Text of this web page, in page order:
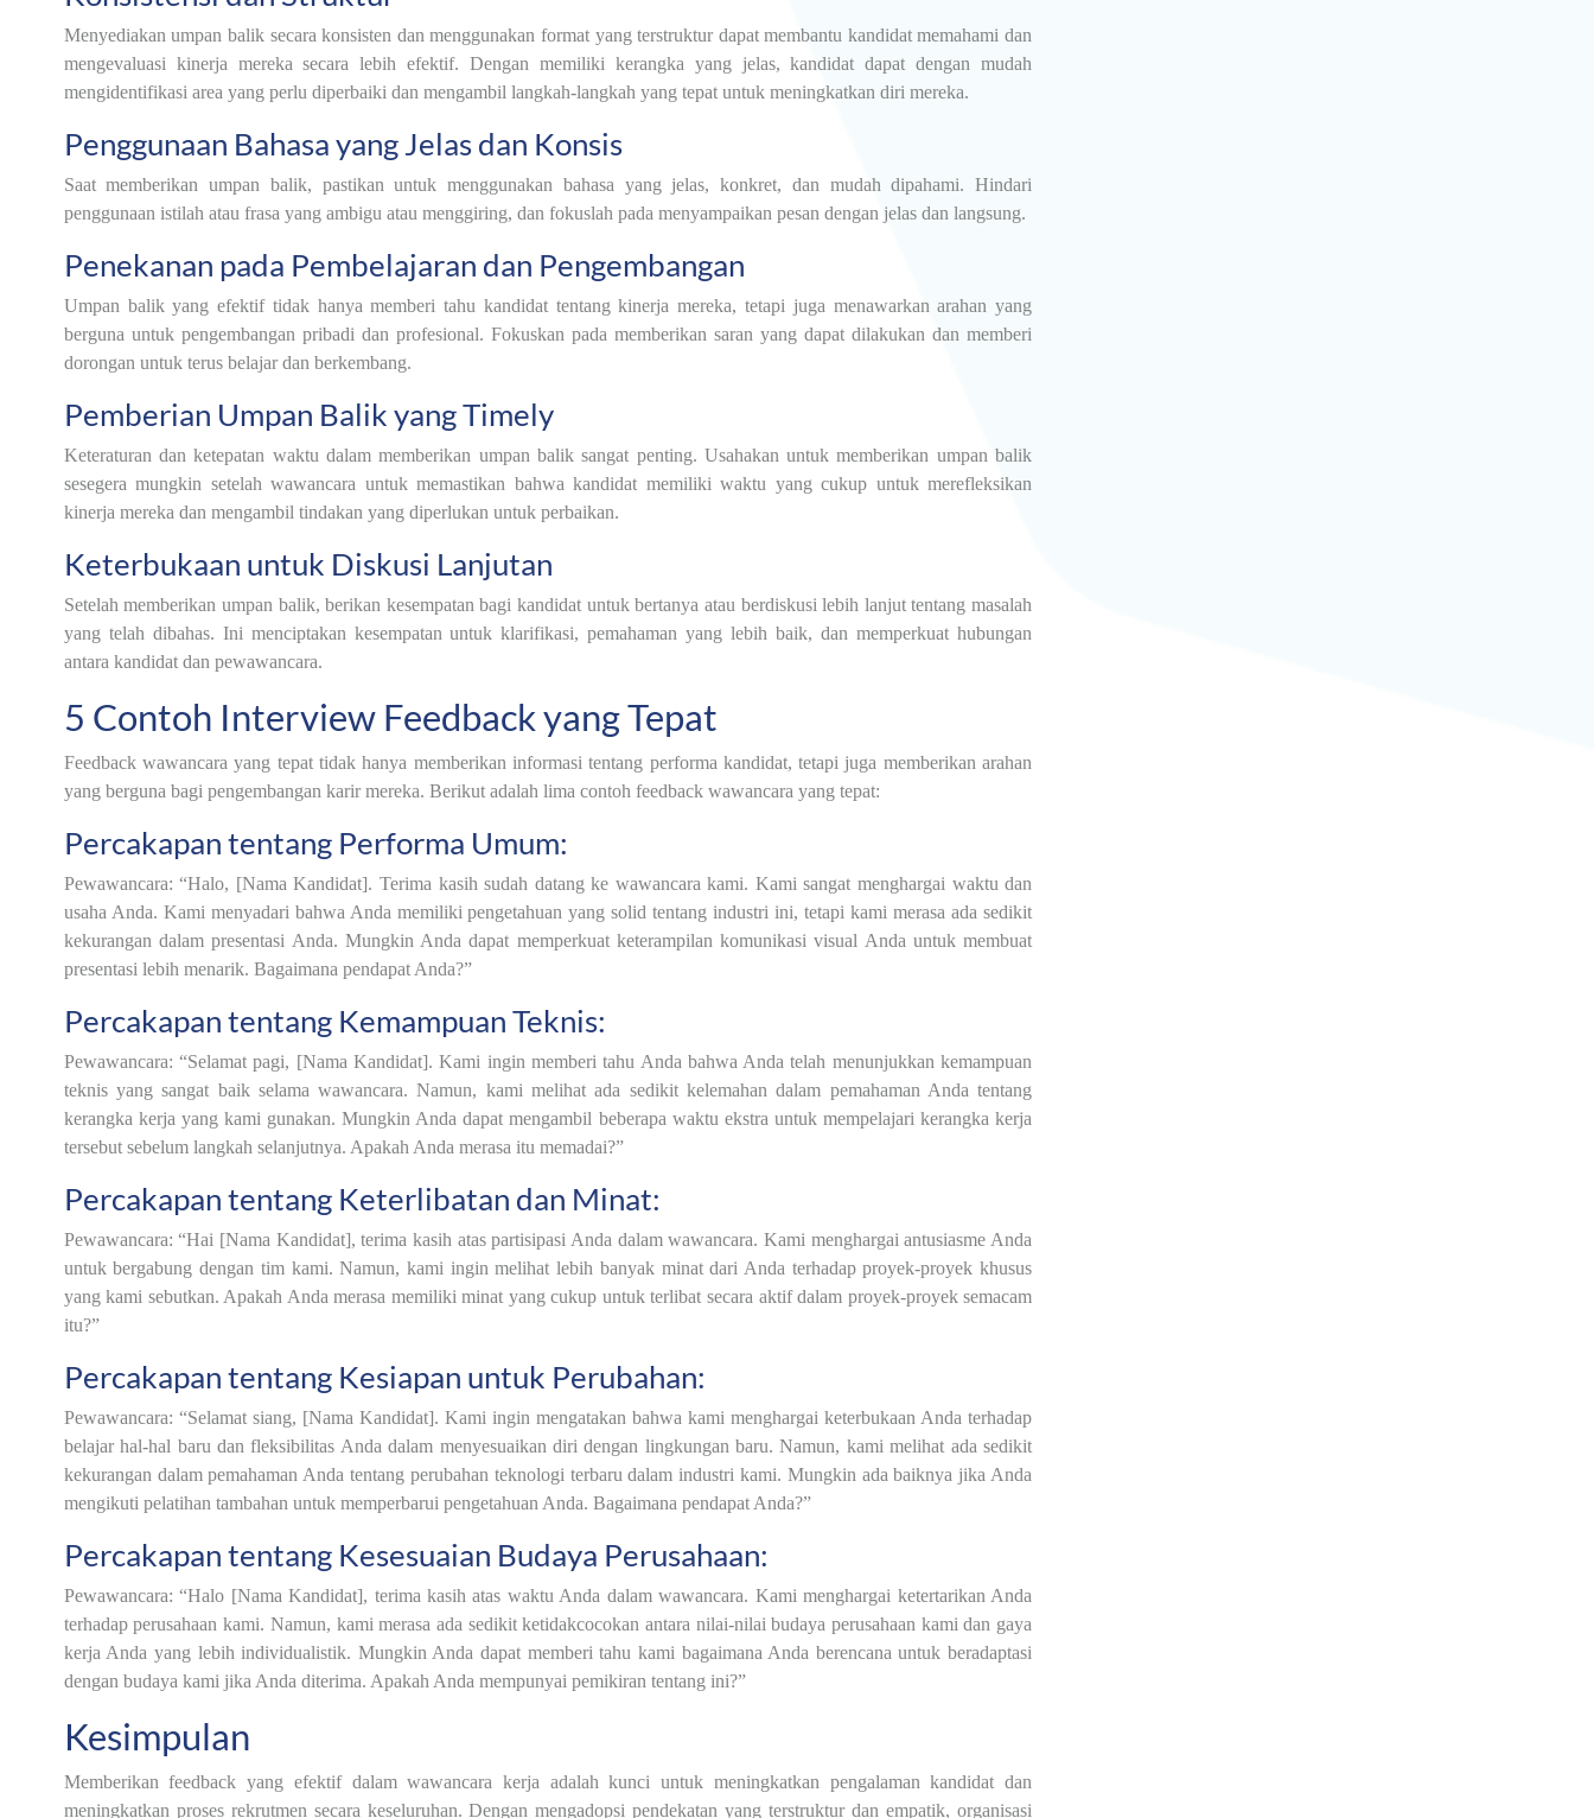
Menyediakan umpan balik secara konsisten dan menggunakan format yang terstruktur dapat membantu kandidat memahami dan
mengevaluasi kinerja mereka secara lebih efektif. Dengan memiliki kerangka yang jelas, kandidat dapat dengan mudah
mengidentifikasi area yang perlu diperbaiki dan mengambil langkah-langkah yang tepat untuk meningkatkan diri mereka.
Penggunaan Bahasa yang Jelas dan Konsis
Saat memberikan umpan balik, pastikan untuk menggunakan bahasa yang jelas, konkret, dan mudah dipahami. Hindari
penggunaan istilah atau frasa yang ambigu atau menggiring, dan fokuslah pada menyampaikan pesan dengan jelas dan langsung.
Penekanan pada Pembelajaran dan Pengembangan
Umpan balik yang efektif tidak hanya memberi tahu kandidat tentang kinerja mereka, tetapi juga menawarkan arahan yang
berguna untuk pengembangan pribadi dan profesional. Fokuskan pada memberikan saran yang dapat dilakukan dan memberi
dorongan untuk terus belajar dan berkembang.
Pemberian Umpan Balik yang Timely
Keteraturan dan ketepatan waktu dalam memberikan umpan balik sangat penting. Usahakan untuk memberikan umpan balik
sesegera mungkin setelah wawancara untuk memastikan bahwa kandidat memiliki waktu yang cukup untuk merefleksikan
kinerja mereka dan mengambil tindakan yang diperlukan untuk perbaikan.
Keterbukaan untuk Diskusi Lanjutan
Setelah memberikan umpan balik, berikan kesempatan bagi kandidat untuk bertanya atau berdiskusi lebih lanjut tentang masalah
yang telah dibahas. Ini menciptakan kesempatan untuk klarifikasi, pemahaman yang lebih baik, dan memperkuat hubungan
antara kandidat dan pewawancara.
5 Contoh Interview Feedback yang Tepat
Feedback wawancara yang tepat tidak hanya memberikan informasi tentang performa kandidat, tetapi juga memberikan arahan
yang berguna bagi pengembangan karir mereka. Berikut adalah lima contoh feedback wawancara yang tepat:
Percakapan tentang Performa Umum:
Pewawancara: “Halo, [Nama Kandidat]. Terima kasih sudah datang ke wawancara kami. Kami sangat menghargai waktu dan
usaha Anda. Kami menyadari bahwa Anda memiliki pengetahuan yang solid tentang industri ini, tetapi kami merasa ada sedikit
kekurangan dalam presentasi Anda. Mungkin Anda dapat memperkuat keterampilan komunikasi visual Anda untuk membuat
presentasi lebih menarik. Bagaimana pendapat Anda?”
Percakapan tentang Kemampuan Teknis:
Pewawancara: “Selamat pagi, [Nama Kandidat]. Kami ingin memberi tahu Anda bahwa Anda telah menunjukkan kemampuan
teknis yang sangat baik selama wawancara. Namun, kami melihat ada sedikit kelemahan dalam pemahaman Anda tentang
kerangka kerja yang kami gunakan. Mungkin Anda dapat mengambil beberapa waktu ekstra untuk mempelajari kerangka kerja
tersebut sebelum langkah selanjutnya. Apakah Anda merasa itu memadai?”
Percakapan tentang Keterlibatan dan Minat:
Pewawancara: “Hai [Nama Kandidat], terima kasih atas partisipasi Anda dalam wawancara. Kami menghargai antusiasme Anda
untuk bergabung dengan tim kami. Namun, kami ingin melihat lebih banyak minat dari Anda terhadap proyek-proyek khusus
yang kami sebutkan. Apakah Anda merasa memiliki minat yang cukup untuk terlibat secara aktif dalam proyek-proyek semacam
itu?”
Percakapan tentang Kesiapan untuk Perubahan:
Pewawancara: “Selamat siang, [Nama Kandidat]. Kami ingin mengatakan bahwa kami menghargai keterbukaan Anda terhadap
belajar hal-hal baru dan fleksibilitas Anda dalam menyesuaikan diri dengan lingkungan baru. Namun, kami melihat ada sedikit
kekurangan dalam pemahaman Anda tentang perubahan teknologi terbaru dalam industri kami. Mungkin ada baiknya jika Anda
mengikuti pelatihan tambahan untuk memperbarui pengetahuan Anda. Bagaimana pendapat Anda?”
Percakapan tentang Kesesuaian Budaya Perusahaan:
Pewawancara: “Halo [Nama Kandidat], terima kasih atas waktu Anda dalam wawancara. Kami menghargai ketertarikan Anda
terhadap perusahaan kami. Namun, kami merasa ada sedikit ketidakcocokan antara nilai-nilai budaya perusahaan kami dan gaya
kerja Anda yang lebih individualistik. Mungkin Anda dapat memberi tahu kami bagaimana Anda berencana untuk beradaptasi
dengan budaya kami jika Anda diterima. Apakah Anda mempunyai pemikiran tentang ini?”
Kesimpulan
Memberikan feedback yang efektif dalam wawancara kerja adalah kunci untuk meningkatkan pengalaman kandidat dan
meningkatkan proses rekrutmen secara keseluruhan. Dengan mengadopsi pendekatan yang terstruktur dan empatik, organisasi